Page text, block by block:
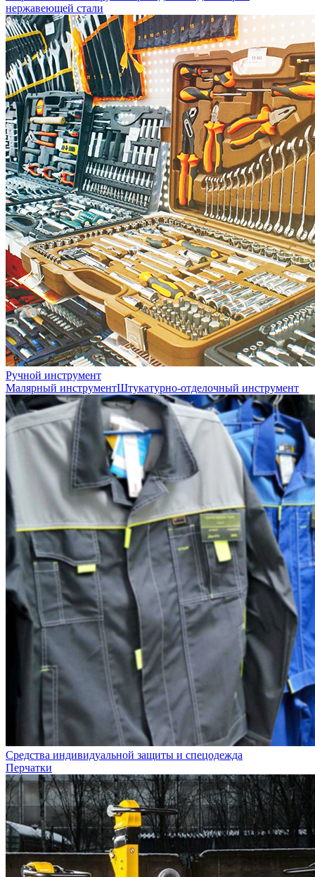
нержавеющей стали
Ручной инструмент
Малярный инструментШтукатурно-отделочный инструмент
Средства индивидуальной защиты и спецодежда
Перчатки